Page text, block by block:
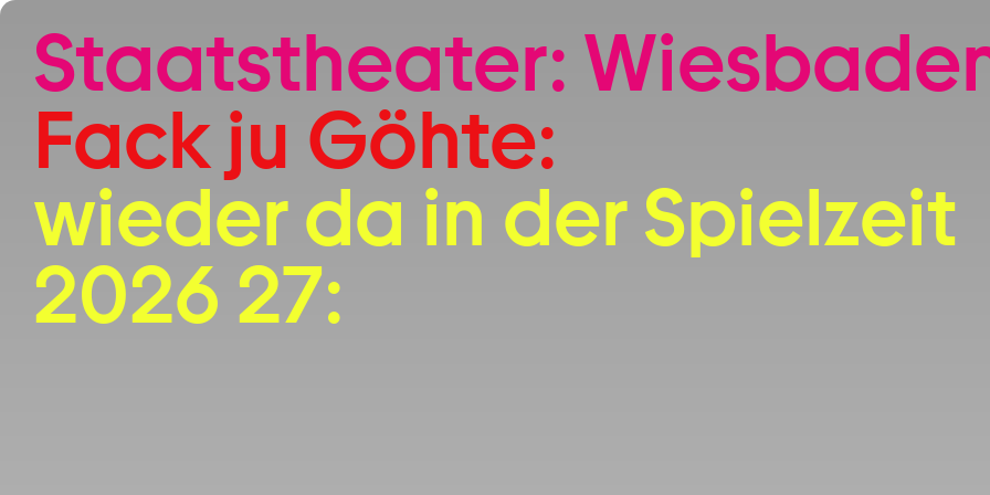
Zum Hauptinhalt springen Zum Footer springen
Staatstheater:
Fack ju Göhte:
wieder da in der Spielzeit
2026 27: